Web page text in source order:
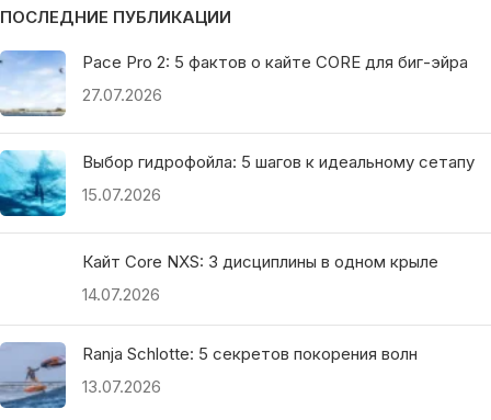
ПОСЛЕДНИЕ ПУБЛИКАЦИИ
Pace Pro 2: 5 фактов о кайте CORE для биг-эйра
27.07.2026
Выбор гидрофойла: 5 шагов к идеальному сетапу
15.07.2026
Кайт Core NXS: 3 дисциплины в одном крыле
14.07.2026
Ranja Schlotte: 5 секретов покорения волн
13.07.2026